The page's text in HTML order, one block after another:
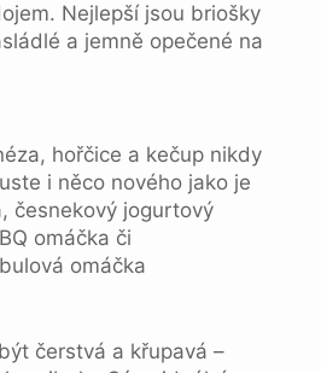
Nejlepší jsou briošky
a jemně opečené na
hořčice a kečup nikdy
i něco nového jako je
česnekový jogurtový
omáčka či
omáčka
čerstvá a křupavá –